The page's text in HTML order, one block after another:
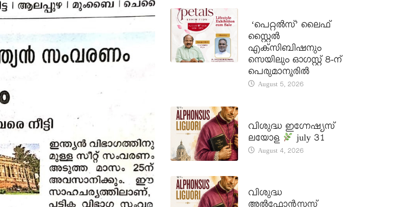
‘പെറ്റൽസ്’ ലൈഫ്
സ്റ്റൈൽ
എക്സിബിഷനും
സെയിലും ഓഗസ്റ്റ് 8-ന്
പെരുമാനൂരിൽ
August 5, 2026
വിശുദ്ധ ഇഗ്നേഷ്യസ്
ലയോള
july 31
August 4, 2026
വിശുദ്ധ